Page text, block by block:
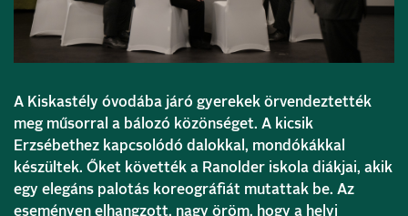
A Kiskastély óvodába járó gyerekek örvendeztették
meg műsorral a bálozó közönséget. A kicsik
Erzsébethez kapcsolódó dalokkal, mondókákkal
készültek. Őket követték a Ranolder iskola diákjai, akik
egy elegáns palotás koreográfiát mutattak be. Az
eseményen elhangzott, nagy öröm, hogy a helyi